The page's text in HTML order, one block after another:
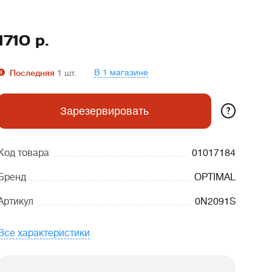
р.
Последняя 1 шт. В 1 магазине
Зарезервировать ?
товара 01017184
OPTIMAL
0N2091S
характеристики